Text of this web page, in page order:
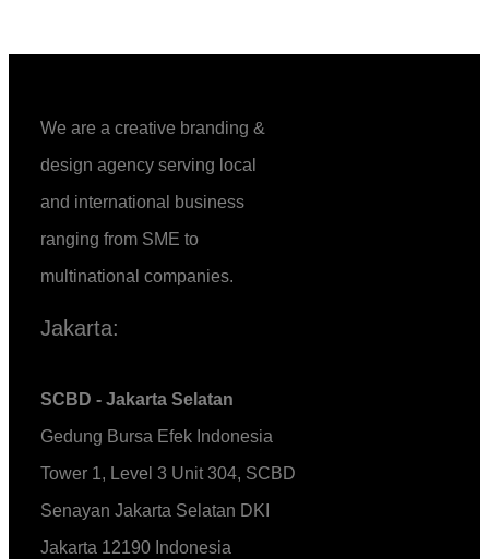
We are a creative branding &
design agency serving local
and international business
ranging from SME to
multinational companies.
Jakarta:
SCBD - Jakarta Selatan
Gedung Bursa Efek Indonesia
Tower 1, Level 3 Unit 304, SCBD
Senayan Jakarta Selatan DKI
Jakarta 12190 Indonesia